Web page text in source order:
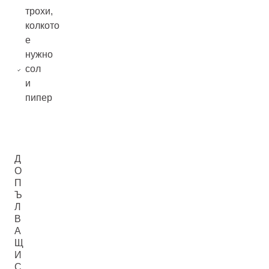
трохи,
колкото
е
нужно
сол
и
пипер
Д
О
П
Ъ
Л
В
А
Щ
И
С